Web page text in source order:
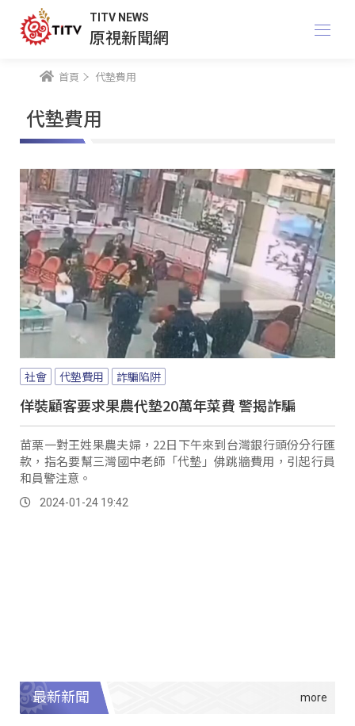
TITV NEWS
原視新聞網
首頁 代墊費用
代墊費用
社會 代墊費用 詐騙陷阱
佯裝顧客要求果農代墊20萬年菜費 警揭詐騙
苗栗一對王姓果農夫婦，22日下午來到台灣銀行頭份分行匯
款，指名要幫三灣國中老師「代墊」佛跳牆費用，引起行員
和員警注意。
2024-01-24 19:42
最新新聞